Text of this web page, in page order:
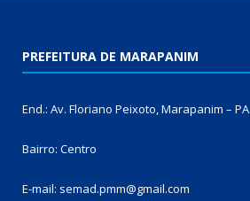
PREFEITURA DE MARAPANIM
End.: Av. Floriano Peixoto, Marapanim – PA
Bairro: Centro
E-mail: semad.pmm@gmail.com